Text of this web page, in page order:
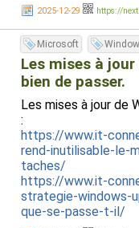
2025-12-29 https://
Microsoft
Les mises à
bien de passer.
Les mises à jour de
:
https://www.it-
rend-inutilisable-le-
taches/
https://www.it-
strategie-windows-
que-se-passe-t-il/